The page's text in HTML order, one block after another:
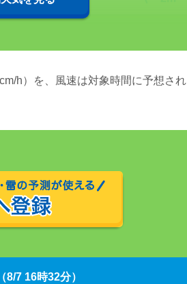
h）を、風速は対象時間に予想され
（8/7 16時32分）